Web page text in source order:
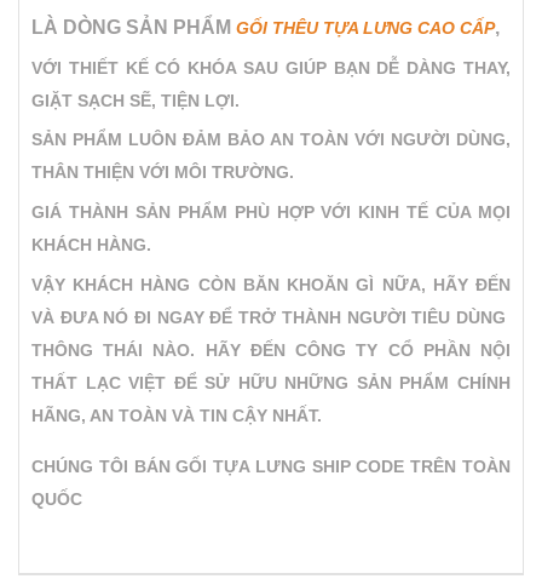
LÀ DÒNG SẢN PHẨM GỐI THÊU TỰA LƯNG CAO CẤP,
VỚI THIẾT KẾ CÓ KHÓA SAU GIÚP BẠN DỄ DÀNG THAY,
GIẶT SẠCH SẼ, TIỆN LỢI.
SẢN PHẨM LUÔN ĐẢM BẢO AN TOÀN VỚI NGƯỜI DÙNG,
THÂN THIỆN VỚI MÔI TRƯỜNG.
GIÁ THÀNH SẢN PHẨM PHÙ HỢP VỚI KINH TẾ CỦA MỌI
KHÁCH HÀNG.
VẬY KHÁCH HÀNG CÒN BĂN KHOĂN GÌ NỮA, HÃY ĐẾN
VÀ ĐƯA NÓ ĐI NGAY ĐỂ TRỞ THÀNH NGƯỜI TIÊU DÙNG
THÔNG THÁI NÀO. HÃY ĐẾN CÔNG TY CỔ PHẦN NỘI
THẤT LẠC VIỆT ĐỂ SỬ HỮU NHỮNG SẢN PHẨM CHÍNH
HÃNG, AN TOÀN VÀ TIN CẬY NHẤT.
CHÚNG TÔI BÁN GỐI TỰA LƯNG SHIP CODE TRÊN TOÀN
QUỐC